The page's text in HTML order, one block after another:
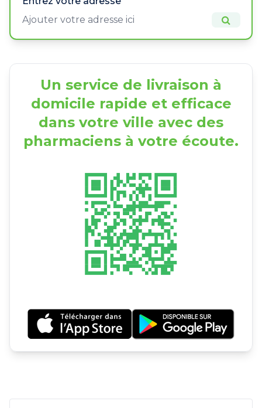
Un service de livraison à
domicile rapide et efficace
dans votre ville avec des
pharmaciens à votre écoute.